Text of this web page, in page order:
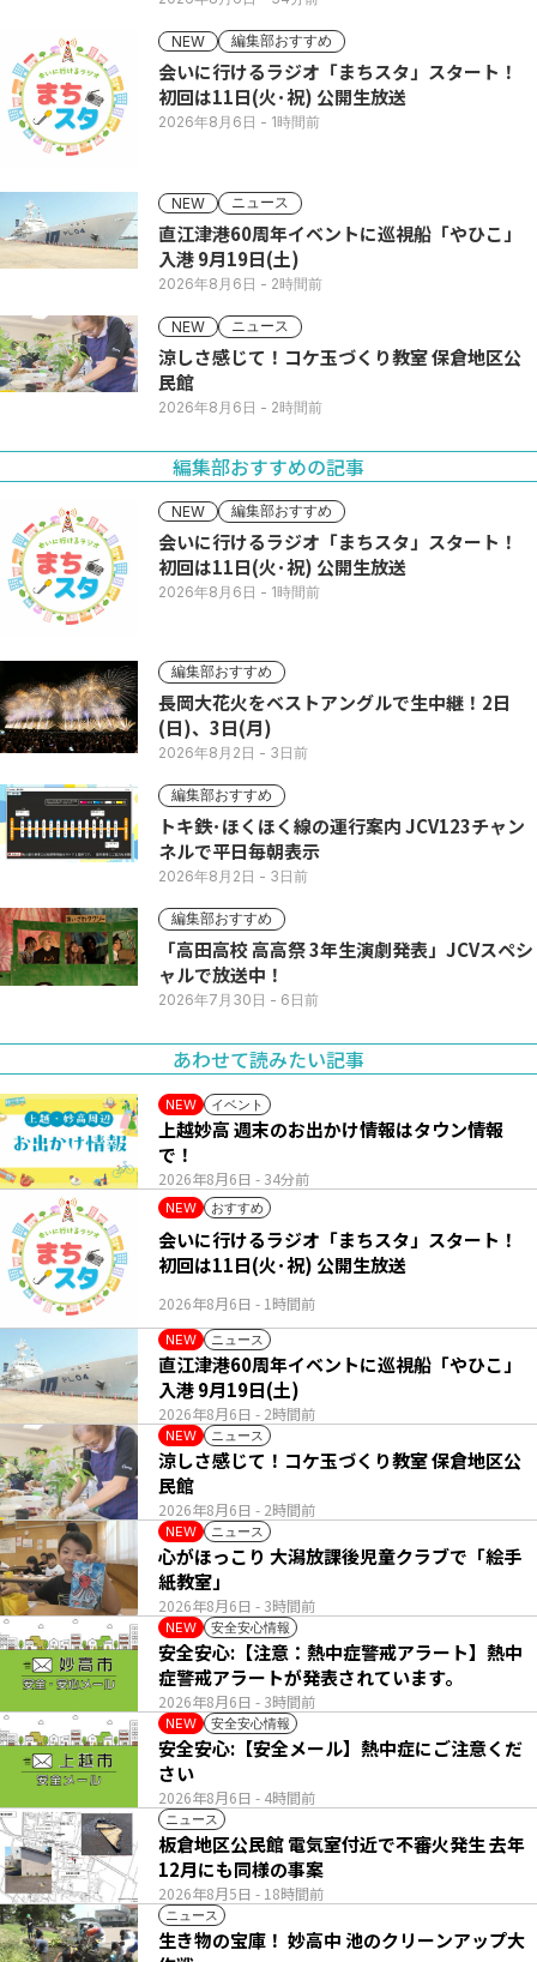
NEW 編集部おすすめ
会いに行けるラジオ「まちスタ」スタート！
初回は11日(火･祝) 公開生放送
2026年8月6日 - 1時間前
NEW ニュース
直江津港60周年イベントに巡視船「やひこ」
入港 9月19日(土)
2026年8月6日 - 2時間前
NEW ニュース
涼しさ感じて！コケ玉づくり教室 保倉地区公
民館
2026年8月6日 - 2時間前
編集部おすすめの記事
NEW 編集部おすすめ
会いに行けるラジオ「まちスタ」スタート！
初回は11日(火･祝) 公開生放送
2026年8月6日 - 1時間前
編集部おすすめ
長岡大花火をベストアングルで生中継！2日
(日)、3日(月)
2026年8月2日 - 3日前
編集部おすすめ
トキ鉄･ほくほく線の運行案内 JCV123チャン
ネルで平日毎朝表示
2026年8月2日 - 3日前
編集部おすすめ
「高田高校 高高祭 3年生演劇発表」JCVスペシ
ャルで放送中！
2026年7月30日 - 6日前
あわせて読みたい記事
NEW イベント
2026年8月6日 - 34分前
上越妙高 週末のお出かけ情報はタウン情報
で！
NEW おすすめ
2026年8月6日 - 1時間前
会いに行けるラジオ「まちスタ」スタート！
初回は11日(火･祝) 公開生放送
NEW ニュース
2026年8月6日 - 2時間前
直江津港60周年イベントに巡視船「やひこ」
入港 9月19日(土)
NEW ニュース
2026年8月6日 - 2時間前
涼しさ感じて！コケ玉づくり教室 保倉地区公
民館
NEW ニュース
2026年8月6日 - 3時間前
心がほっこり 大潟放課後児童クラブで「絵手
紙教室」
NEW 安全安心情報
2026年8月6日 - 3時間前
安全安心:【注意：熱中症警戒アラート】熱中
症警戒アラートが発表されています。
NEW 安全安心情報
2026年8月6日 - 4時間前
安全安心:【安全メール】熱中症にご注意くだ
さい
ニュース
2026年8月5日 - 18時間前
板倉地区公民館 電気室付近で不審火発生 去年
12月にも同様の事案
ニュース
生き物の宝庫！ 妙高中 池のクリーンアップ大